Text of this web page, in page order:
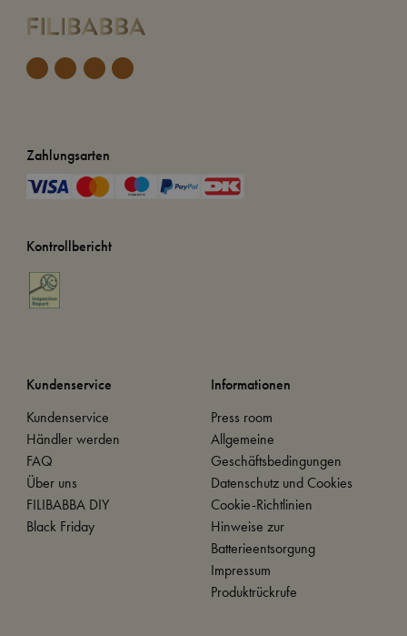
Zahlungsarten
Kontrollbericht
Kundenservice
Kundenservice
Händler werden
FAQ
Über uns
FILIBABBA DIY
Black Friday
Informationen
Press room
Allgemeine
Geschäftsbedingungen
Datenschutz und Cookies
Cookie-Richtlinien
Hinweise zur
Batterieentsorgung
Impressum
Produktrückrufe